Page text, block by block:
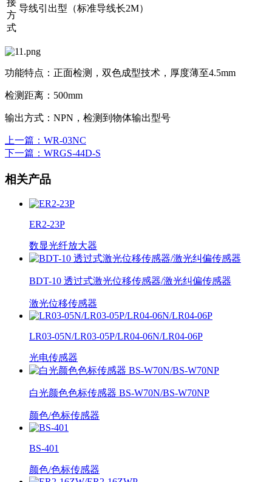
接
方
式
导线引出型（标准导线长2M）
功能特点：正面检测，双色成型技术，厚度薄至4.5mm
检测距离：500mm
输出方式：NPN，检测到物体输出型号
上一篇 ：WR-03NC
下一篇 ：WRGS-44D-S
相关产品
ER2-23P
数显光纤放大器
BDT-10 透过式激光位移传感器/激光纠偏传感器
激光位移传感器
LR03-05N/LR03-05P/LR04-06N/LR04-06P
光电传感器
白光颜色色标传感器 BS-W70N/BS-W70NP
颜色/色标传感器
BS-401
颜色/色标传感器